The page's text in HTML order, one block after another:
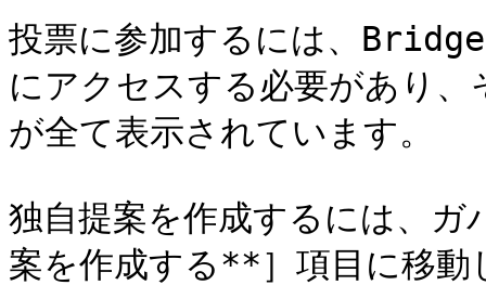
投票に参加するには、
にアクセスする必要があり
が全て表示されています。
独自提案を作成するには、
案を作成する**］項目に移